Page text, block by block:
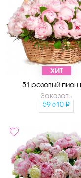
ХИТ
51 розовый пион
Заказать
59 610